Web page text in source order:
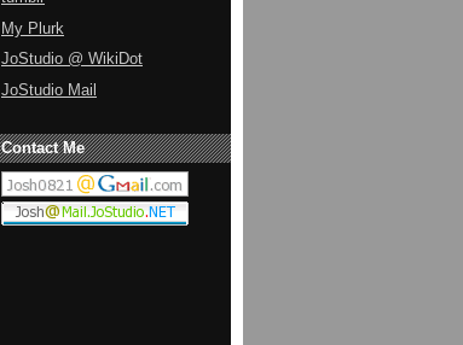
My Plurk
JoStudio @ WikiDot
JoStudio Mail
Contact Me